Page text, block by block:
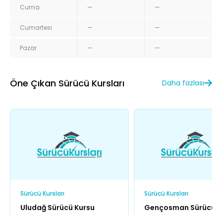
Cuma — —
Cumartesi — —
Pazar — —
Öne Çıkan Sürücü Kursları Daha fazlası
Sürücü Kursları
Uludağ Sürücü Kursu
Sürücü Kursları
Gençosman Sürücü